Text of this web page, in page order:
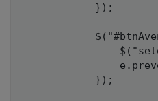
            });
            });